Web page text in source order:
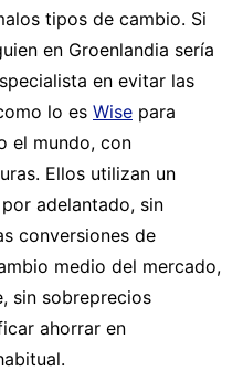
tipos de cambio. Si
en Groenlandia sería
en evitar las
lo es Wise para
el mundo, con
Ellos utilizan un
adelantado, sin
conversiones de
medio del mercado,
sin sobreprecios
ahorrar en